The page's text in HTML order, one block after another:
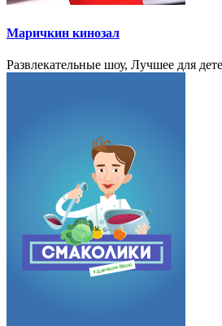
Маричкин кинозал
Развлекательные шоу, Лучшее для